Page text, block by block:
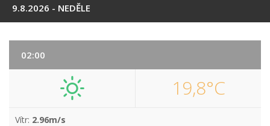
9.8.2026 - NEDĚLE
02:00
19,8°C
Vítr: 2.96m/s